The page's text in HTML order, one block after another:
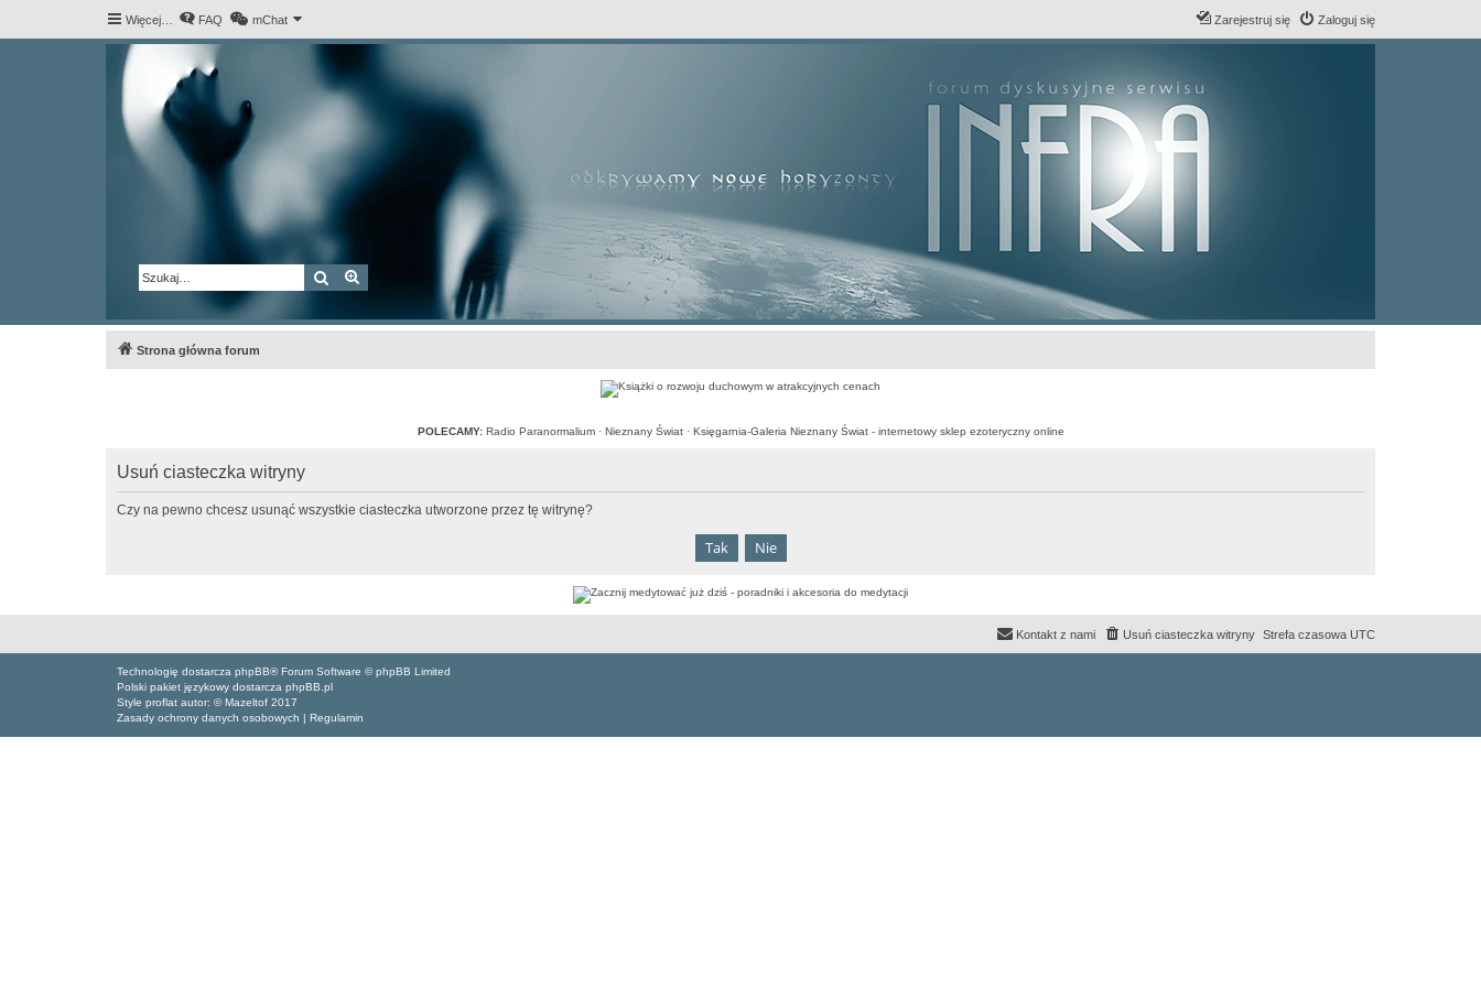
Więcej… FAQ mChat Zaloguj się
Zarejestruj się
Szukaj Wyszukiwanie zaawansowane
Strona główna forum
POLECAMY: Radio Paranormalium· Nieznany Świat· Księgarnia-Galeria Nieznany Świat - internetowy sklep ezoteryczny online
Usuń ciasteczka witryny
Czy na pewno chcesz usunąć wszystkie ciasteczka utworzone przez tę witrynę?
Strefa czasowa UTC
Usuń ciasteczka witryny
Kontakt z nami
Technologię dostarcza phpBB® Forum Software © phpBB Limited
Polski pakiet językowy dostarcza phpBB.pl
Style proflat autor: ©Mazeltof 2017
Zasady ochrony danych osobowych | Regulamin